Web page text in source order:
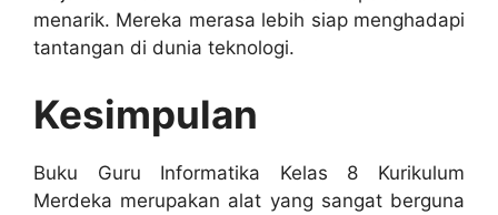
menarik. Mereka merasa lebih siap menghadapi
tantangan di dunia teknologi.
Kesimpulan
Buku Guru Informatika Kelas 8 Kurikulum
Merdeka merupakan alat yang sangat berguna